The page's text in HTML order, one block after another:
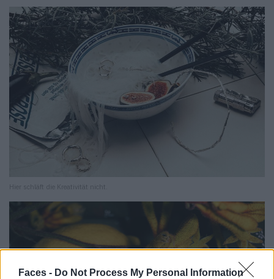
Faces - Do Not Process My Personal Information
Hier schläft die Kreativität nicht.